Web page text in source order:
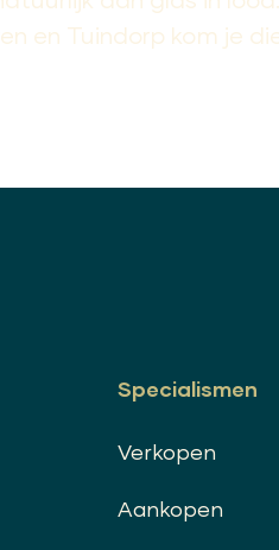
en Tuindorp kom je
Specialismen
Verkopen
Aankopen